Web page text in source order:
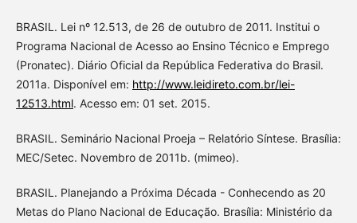
BRASIL. Lei nº 12.513, de 26 de outubro de 2011. Institui o
Programa Nacional de Acesso ao Ensino Técnico e Emprego
(Pronatec). Diário Oficial da República Federativa do Brasil.
2011a. Disponível em: http://www.leidireto.com.br/lei-
12513.html. Acesso em: 01 set. 2015.
BRASIL. Seminário Nacional Proeja – Relatório Síntese. Brasília:
MEC/Setec. Novembro de 2011b. (mimeo).
BRASIL. Planejando a Próxima Década - Conhecendo as 20
Metas do Plano Nacional de Educação. Brasília: Ministério da